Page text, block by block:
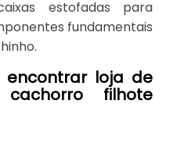
estofadas para
fundamentais
loja de
filhote